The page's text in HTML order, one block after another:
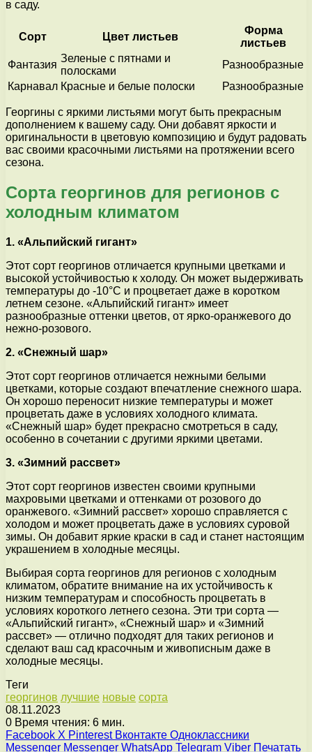
в саду.
Сорт Цвет листьев
Форма
листьев
Фантазия
Зеленые с пятнами и
полосками
Разнообразные
Карнавал Красные и белые полоски Разнообразные
Георгины с яркими листьями могут быть прекрасным
дополнением к вашему саду. Они добавят яркости и
оригинальности в цветовую композицию и будут радовать
вас своими красочными листьями на протяжении всего
сезона.
Сорта георгинов для регионов с
холодным климатом
1. «Альпийский гигант»
Этот сорт георгинов отличается крупными цветками и
высокой устойчивостью к холоду. Он может выдерживать
температуры до -10°C и процветает даже в коротком
летнем сезоне. «Альпийский гигант» имеет
разнообразные оттенки цветов, от ярко-оранжевого до
нежно-розового.
2. «Снежный шар»
Этот сорт георгинов отличается нежными белыми
цветками, которые создают впечатление снежного шара.
Он хорошо переносит низкие температуры и может
процветать даже в условиях холодного климата.
«Снежный шар» будет прекрасно смотреться в саду,
особенно в сочетании с другими яркими цветами.
3. «Зимний рассвет»
Этот сорт георгинов известен своими крупными
махровыми цветками и оттенками от розового до
оранжевого. «Зимний рассвет» хорошо справляется с
холодом и может процветать даже в условиях суровой
зимы. Он добавит яркие краски в сад и станет настоящим
украшением в холодные месяцы.
Выбирая сорта георгинов для регионов с холодным
климатом, обратите внимание на их устойчивость к
низким температурам и способность процветать в
условиях короткого летнего сезона. Эти три сорта —
«Альпийский гигант», «Снежный шар» и «Зимний
рассвет» — отлично подходят для таких регионов и
сделают ваш сад красочным и живописным даже в
холодные месяцы.
Теги
георгинов лучшие новые сорта
08.11.2023
0 Время чтения: 6 мин.
Facebook X Pinterest Вконтакте Одноклассники
Messenger Messenger WhatsApp Telegram Viber Печатать